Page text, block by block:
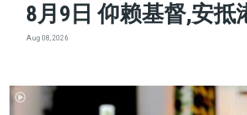
8月9日 仰赖基督,安抵
Aug 08, 2026